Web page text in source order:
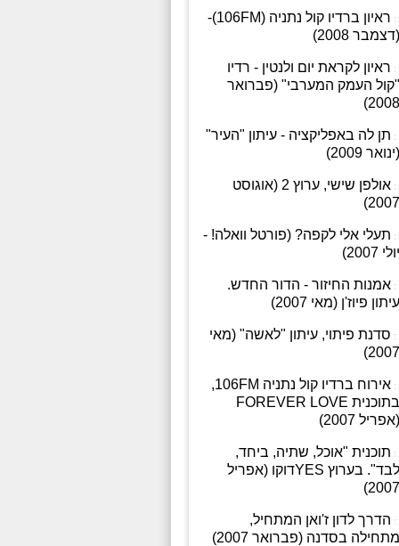
ראיון ברדיו קול נתניה (106FM)-
(דצמבר 2008)
ראיון לקראת יום ולנטין - רדיו
"קול העמק המערבי" (פברואר
2008)
תן לה באפליקציה - עיתון "העיר"
(ינואר 2009)
אולפן שישי, ערוץ 2 (אוגוסט
2007)
תעלי אלי לקפה? (פורטל וואלה! -
יולי 2007)
אמנות החיזור - הדור החדש.
עיתון פיוז'ן (מאי 2007)
סדנת פיתוי, עיתון "לאשה" (מאי
2007)
אירוח ברדיו קול נתניה 106FM,
בתוכנית FOREVER LOVE
(אפריל 2007)
תוכנית "אוכל, שתיה, ביחד,
לבד". בערוץ YESדוקו (אפריל
2007)
הדרך לדון ז'ואן המתחיל,
מתחילה בסדנה (פברואר 2007)